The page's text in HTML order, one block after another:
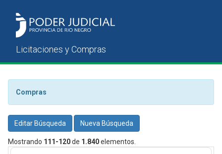
Compras
Editar Búsqueda Nueva Búsqueda
Mostrando 111-120de 1.840elementos.